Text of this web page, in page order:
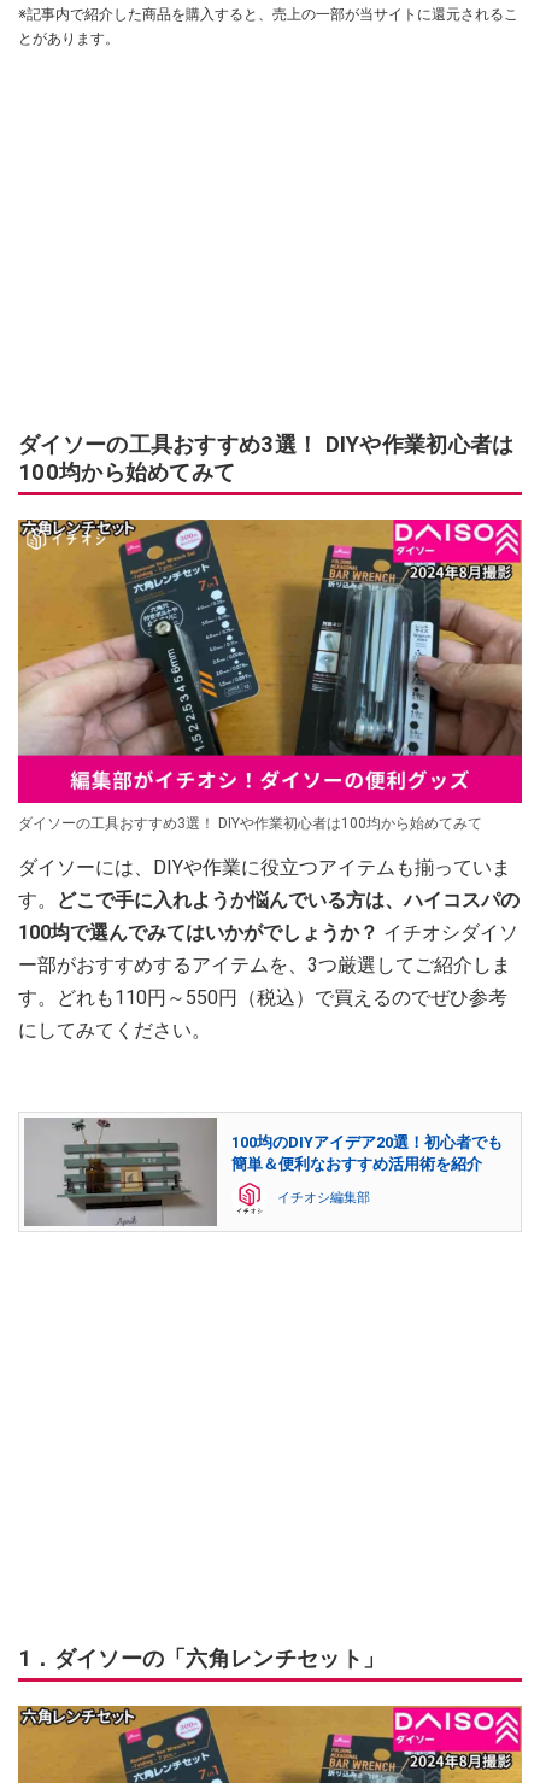
※記事内で紹介した商品を購入すると、売上の一部が当サイトに還元されるこ
とがあります。
ダイソーの工具おすすめ3選！ DIYや作業初心者は
100均から始めてみて
ダイソーの工具おすすめ3選！ DIYや作業初心者は100均から始めてみて
ダイソーには、DIYや作業に役立つアイテムも揃っていま
す。
どこで手に入れようか悩んでいる方は、ハイコスパの
100均で選んでみてはいかがでしょうか？ イチオシダイソ
ー部がおすすめするアイテムを、3つ厳選してご紹介しま
す。どれも110円～550円（税込）で買えるのでぜひ参考
にしてみてください。
100均のDIYアイデア20選！初心者でも
簡単＆便利なおすすめ活用術を紹介
イチオシ編集部
1．ダイソーの「六角レンチセット」